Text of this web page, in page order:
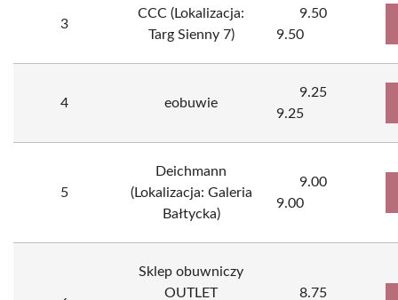
3
CCC (Lokalizacja:
Targ Sienny 7)
9.50
9.50
4 eobuwie
9.25
9.25
5
Deichmann
(Lokalizacja: Galeria
Bałtycka)
9.00
9.00
Sklep obuwniczy
OUTLET
8.75